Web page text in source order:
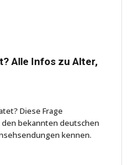
Alle Infos zu Alter,
Diese Frage
bekannten deutschen
kennen.